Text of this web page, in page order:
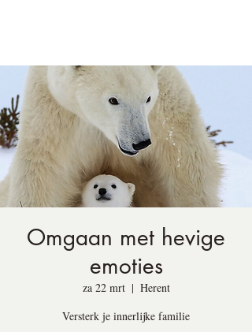
Omgaan met hevige
emoties
za 22 mrt
  |
Herent
Versterk je innerlijke familie